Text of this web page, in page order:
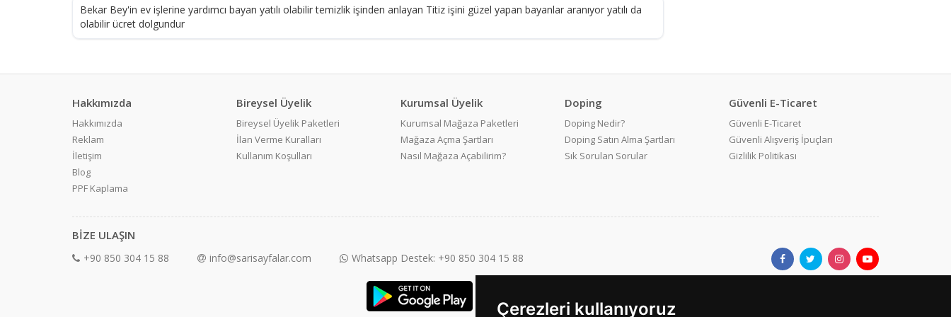
Çerezleri kullanıyoruz
Bekar Bey'in ev işlerine yardımcı bayan yatılı olabilir temizlik işinden anlayan Titiz işini güzel yapan bayanlar aranıyor yatılı da
olabilir ücret dolgundur
Hakkımızda
Hakkımızda
Reklam
İletişim
Blog
PPF Kaplama
Bireysel Üyelik
Bireysel Üyelik Paketleri
İlan Verme Kuralları
Kullanım Koşulları
Kurumsal Üyelik
Kurumsal Mağaza Paketleri
Mağaza Açma Şartları
Nasıl Mağaza Açabilirim?
Doping
Doping Nedir?
Doping Satın Alma Şartları
Sık Sorulan Sorular
Güvenli E-Ticaret
Güvenli E-Ticaret
Güvenli Alışveriş İpuçları
Gizlilik Politikası
BİZE ULAŞIN
+90 850 304 15 88 info@sarisayfalar.com Whatsapp Destek: +90 850 304 15 88